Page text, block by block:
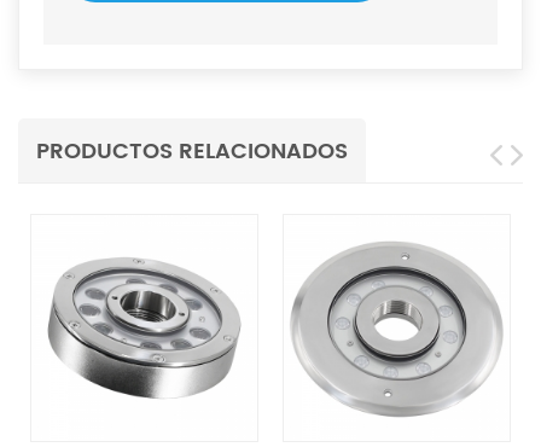
PRODUCTOS RELACIONADOS